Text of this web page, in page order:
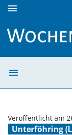
menu
menu
Unterföhring
Veröffentlicht am